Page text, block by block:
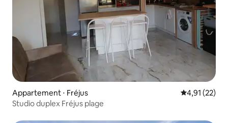
Appartement ⋅ Fréjus Évaluation
4,91 (22)
Studio duplex Fréjus plage